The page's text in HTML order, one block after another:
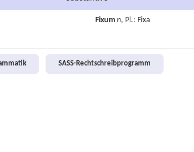
Fixum n, Pl.: Fixa
SASS-Rechtschreibprogramm